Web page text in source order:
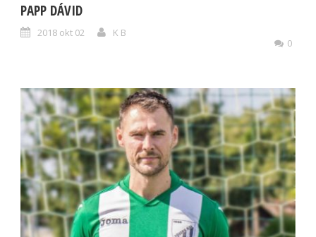
PAPP DÁVID
2018 okt 02
K B
0